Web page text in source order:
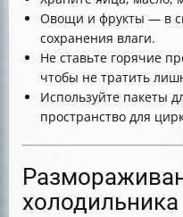
Овощи и фрукты — в
сохранения влаги.
Не ставьте горячие
чтобы не тратить
Используйте пакеты
пространство для
холодильника